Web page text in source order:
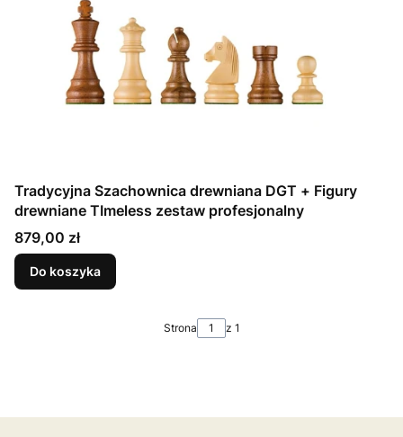
Tradycyjna Szachownica drewniana DGT + Figury
drewniane TImeless zestaw profesjonalny
Cena
879,00 zł
Do koszyka
Strona z 1